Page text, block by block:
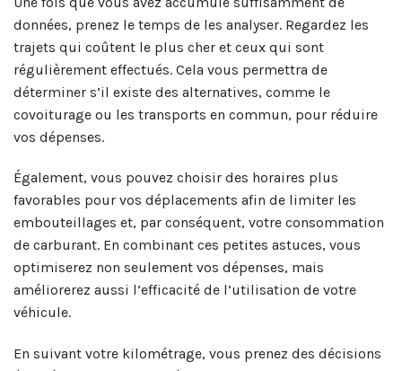
données, prenez le temps de les analyser. Regardez les
trajets qui coûtent le plus cher et ceux qui sont
régulièrement effectués. Cela vous permettra de
déterminer s’il existe des alternatives, comme le
covoiturage ou les transports en commun, pour réduire
vos dépenses.
Également, vous pouvez choisir des horaires plus
favorables pour vos déplacements afin de limiter les
embouteillages et, par conséquent, votre consommation
de carburant. En combinant ces petites astuces, vous
optimiserez non seulement vos dépenses, mais
améliorerez aussi l’efficacité de l’utilisation de votre
véhicule.
En suivant votre kilométrage, vous prenez des décisions